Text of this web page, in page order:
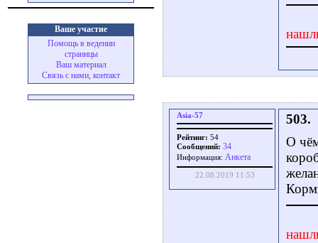
Ваше участие
Помощь в ведении
страницы
Ваш материал
Связь с нами, контакт
Asia-57
Рейтинг: 54
Сообщений: 34
Информация: Aнкета
22.08.2019 11:53
503.
О